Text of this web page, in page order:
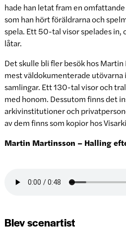
hade han letat fram en
som han hört föräldrarna och
spela. Ett 50-tal visor spelades
låtar.
Det skulle bli fler besök hos
mest väldokumenterade utövarna
samlingar. Ett 130-tal visor och
med honom. Dessutom finns det
arkivinstitutioner och
av dem finns som kopior hos
Martin Martinsson – Halling
Blev scenartist